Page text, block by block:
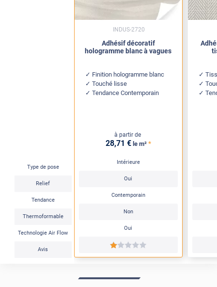
Type de pose
Relief
Tendance
Thermoformable
Technologie Air Flow
Avis
Adhésif décoratif
hologramme blanc à vagues
Finition hologramme blanc
Touché lisse
Tendance Contemporain
à partir de
28,71 € le m² *
Intérieure
Oui
Contemporain
Non
Oui
*****
INDUS-2720